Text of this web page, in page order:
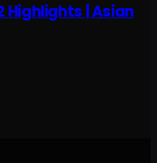
Highlights | Asian